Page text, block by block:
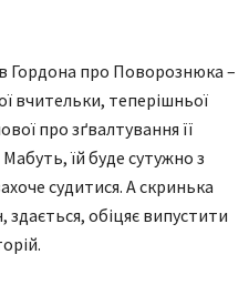
Гордона про Поворознюка –
вчительки, теперішньої
про зґвалтування її
їй буде сутужно з
судитися. А скринька
обіцяє випустити